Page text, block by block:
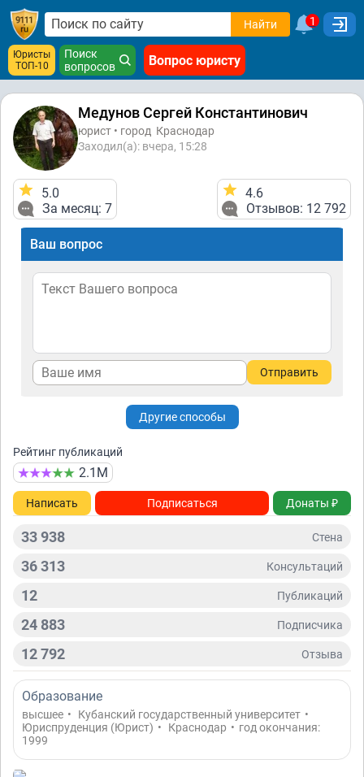
Найти 1
Юристы
ТОП-10
Поиск
вопросов
Вопрос юристу
Медунов Сергей Константинович
юрист • город Краснодар
Заходил(а): вчера, 15:28
5.0
За месяц: 7
4.6
Отзывов: 12 792
Ваш вопрос
Отправить
Другие способы
Рейтинг публикаций
2.1М
Написать Подписаться Донаты ₽
33 938 Стена
36 313 Консультаций
12 Публикаций
24 883 Подписчикa
12 792 Отзывa
Образование
высшее • Кубанский государственный университет •
Юриспруденция (Юрист) • Краснодар • год окончания:
1999